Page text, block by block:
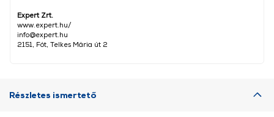
Expert Zrt.
www.expert.hu/
info@expert.hu
2151, Fót, Telkes Mária út 2
Részletes ismertető